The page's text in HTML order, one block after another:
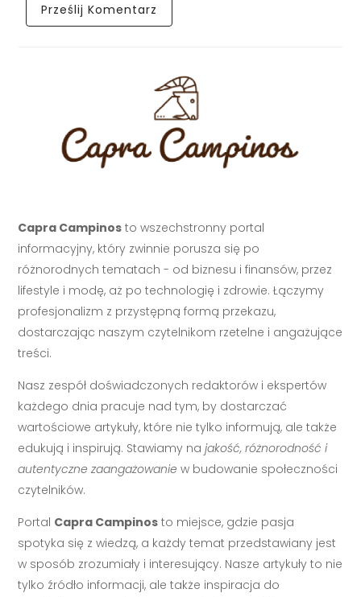
Capra Campinos to wszechstronny portal
informacyjny, który zwinnie porusza się po
różnorodnych tematach - od biznesu i finansów, przez
lifestyle i modę, aż po technologię i zdrowie. Łączymy
profesjonalizm z przystępną formą przekazu,
dostarczając naszym czytelnikom rzetelne i angażujące
treści.
Nasz zespół doświadczonych redaktorów i ekspertów
każdego dnia pracuje nad tym, by dostarczać
wartościowe artykuły, które nie tylko informują, ale także
edukują i inspirują. Stawiamy najakość, różnorodność i
autentyczne zaangażowanie w budowanie społeczności
czytelników.
Portal Capra Campinos to miejsce, gdzie pasja
spotyka się z wiedzą, a każdy temat przedstawiany jest
w sposób zrozumiały i interesujący. Nasze artykuły to nie
tylko źródło informacji, ale także inspiracja do